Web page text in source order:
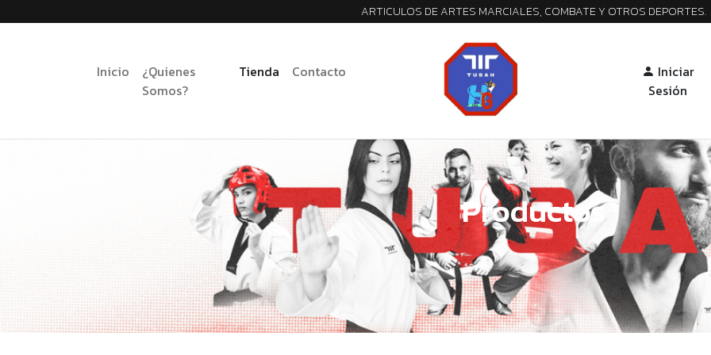
ARTICULOS DE ARTES MARCIALES, COMBATE Y OTROS DEPORTES.
Inicio
¿Quienes
Somos?
Tienda Contacto
Iniciar
Sesión
Productos